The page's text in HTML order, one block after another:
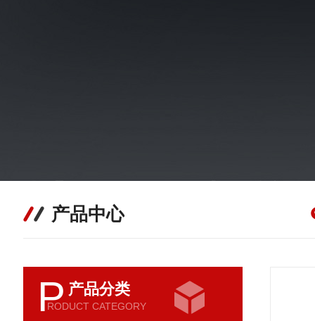
产品中心
P 产品分类
RODUCT CATEGORY